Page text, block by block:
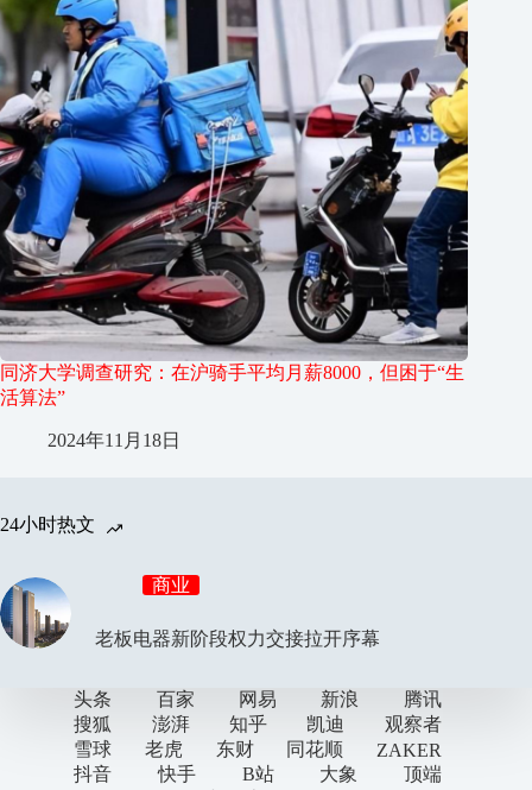
同济大学调查研究：在沪骑手平均月薪8000，但困于“生
活算法”
2024年11月18日
24小时热文
商业
老板电器新阶段权力交接拉开序幕
头条 百家 网易 新浪
腾讯
搜狐
澎湃 知乎 凯迪
观察者
雪球
老虎 东财 同花顺
ZAKER
抖音
快手 B站 大象
顶端